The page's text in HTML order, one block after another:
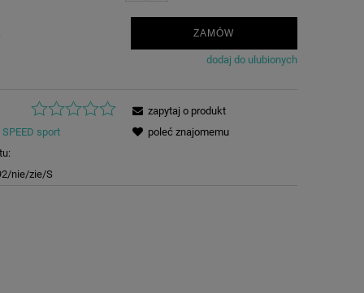
ZAMÓW
dodaj do ulubionych
SPEED sport
nie/zie/S
zapytaj o produkt
poleć znajomemu